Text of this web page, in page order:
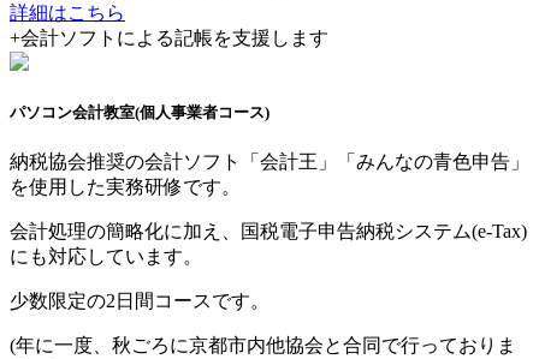
詳細はこちら
+会計ソフトによる記帳を支援します
パソコン会計教室(個人事業者コース)
納税協会推奨の会計ソフト「会計王」「みんなの青色申告」
を使用した実務研修です。
会計処理の簡略化に加え、国税電子申告納税システム(e-Tax)
にも対応しています。
少数限定の2日間コースです。
(年に一度、秋ごろに京都市内他協会と合同で行っておりま